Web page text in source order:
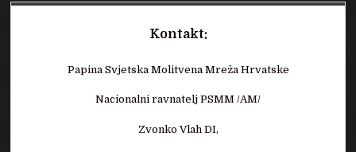
Kontakt:
Papina Svjetska Molitvena Mreža Hrvatske
Nacionalni ravnatelj PSMM /AM/
Zvonko Vlah DI,